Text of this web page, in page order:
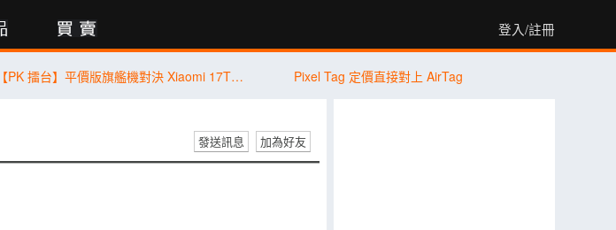
登入/註冊
【PK 擂台】平價版旗艦機對決 Xiaomi 17T Pro V.S. vivo X300 FE Pixel Tag 定價直接對上 AirTag
發送訊息
加為好友